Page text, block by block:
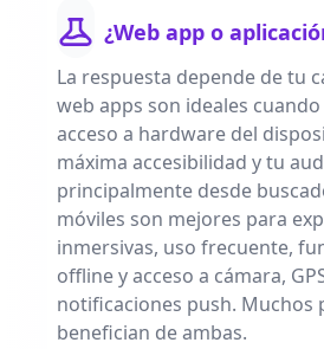
¿Web app o
La respuesta depende de tu
web apps son ideales
acceso a hardware del
máxima accesibilidad y tu
principalmente desde
móviles son mejores para
inmersivas, uso frecuente,
offline y acceso a cámara,
notificaciones push. Muchos
benefician de ambas.